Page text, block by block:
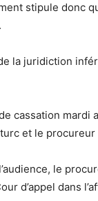
stipule donc
la juridiction
cassation
et le
le
d’appel dans